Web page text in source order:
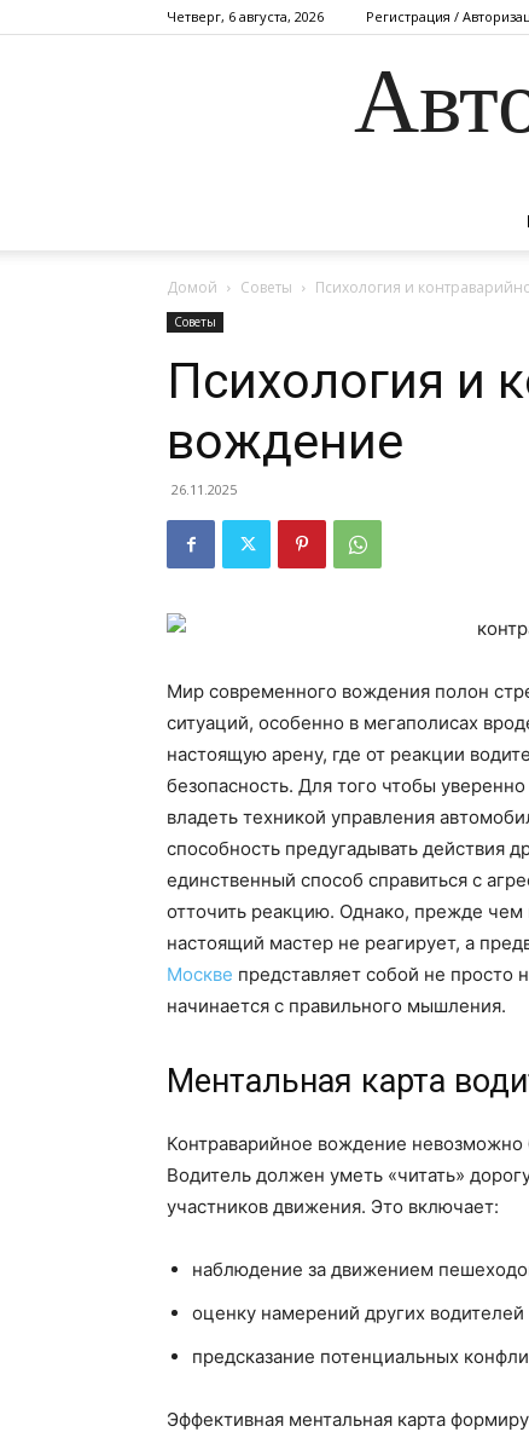
Четверг, 6 августа, 2026 Регистрация /
Домой Советы Психология и
Советы
Психология и
вождение
26.11.2025
Мир современного вождения полон
ситуаций, особенно в мегаполисах
настоящую арену, где от реакции
безопасность. Для того чтобы
владеть техникой управления
способность предугадывать действия
единственный способ справиться с
отточить реакцию. Однако, прежде чем
настоящий мастер не реагирует, а
Москве представляет собой не просто
начинается с правильного мышления.
Ментальная карта
Контраварийное вождение невозможно
Водитель должен уметь «читать»
участников движения. Это включает:
наблюдение за движением
оценку намерений других
предсказание потенциальных
Эффективная ментальная карта